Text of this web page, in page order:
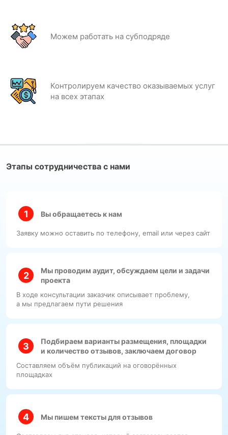
Можем работать на субподряде
Контролируем качество оказываемых услуг
на всех этапах
Этапы сотрудничества с нами
Вы обращаетесь к нам
Заявку можно оставить по телефону, email или через сайт
Мы проводим аудит, обсуждаем цели и задачи
проекта
В ходе консультации заказчик описывает проблему,
а мы предлагаем пути решения
Подбираем варианты размещения, площадки
и количество отзывов, заключаем договор
Составляем объём публикаций на оговорённых
площадках
Мы пишем тексты для отзывов